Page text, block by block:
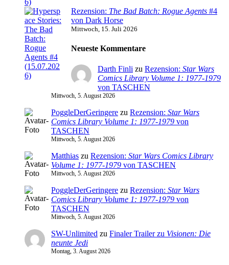
Rezension: The Bad Batch: Rogue Agents #4
von Dark Horse
Mittwoch, 15. Juli 2026
Neueste Kommentare
Darth Finli zu Rezension: Star Wars
Comics Library Volume 1: 1977-1979
von TASCHEN
Mittwoch, 5. August 2026
PoggleDerGeringere zu Rezension: Star Wars
Comics Library Volume 1: 1977-1979 von
TASCHEN
Mittwoch, 5. August 2026
Matthias zu Rezension: Star Wars Comics Library
Volume 1: 1977-1979 von TASCHEN
Mittwoch, 5. August 2026
PoggleDerGeringere zu Rezension: Star Wars
Comics Library Volume 1: 1977-1979 von
TASCHEN
Mittwoch, 5. August 2026
SW-Unlimited zu Finaler Trailer zu Visionen: Die
neunte Jedi
Montag, 3. August 2026